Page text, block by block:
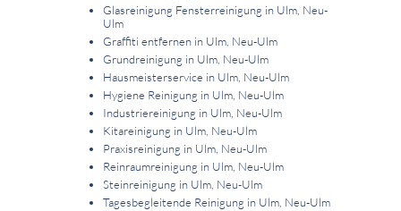
Glasreinigung Fensterreinigung in Ulm, Neu-
Ulm
Graffiti entfernen in Ulm, Neu-Ulm
Grundreinigung in Ulm, Neu-Ulm
Hausmeisterservice in Ulm, Neu-Ulm
Hygiene Reinigung in Ulm, Neu-Ulm
Industriereinigung in Ulm, Neu-Ulm
Kitareinigung in Ulm, Neu-Ulm
Praxisreinigung in Ulm, Neu-Ulm
Reinraumreinigung in Ulm, Neu-Ulm
Steinreinigung in Ulm, Neu-Ulm
Tagesbegleitende Reinigung in Ulm, Neu-Ulm